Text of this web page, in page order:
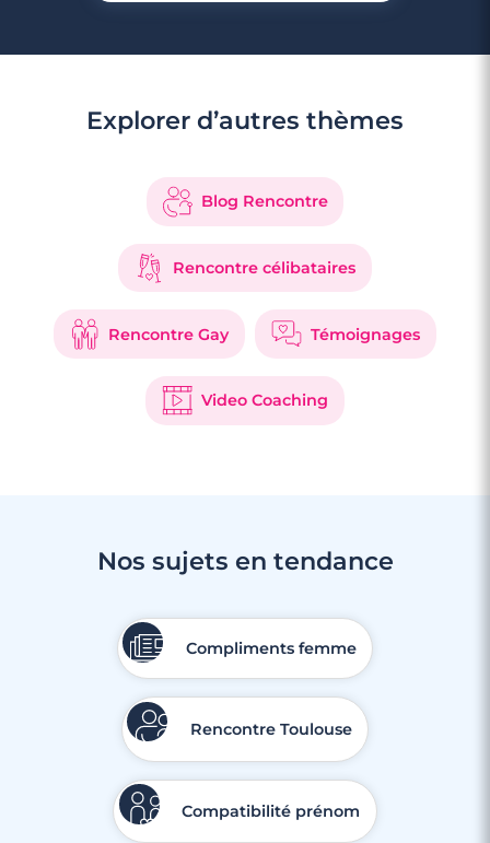
Explorer d’autres thèmes
Blog Rencontre
Rencontre célibataires
Rencontre Gay Témoignages
Video Coaching
Nos sujets en tendance
Compliments femme
Rencontre Toulouse
Compatibilité prénom